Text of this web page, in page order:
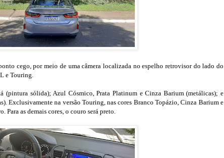
cego, por meio de uma câmera localizada no espelho retrovisor do lado do
e Touring.
(pintura sólida); Azul Cósmico, Prata Platinum e Cinza Barium (metálicas); e
Exclusivamente na versão Touring, nas cores Branco Topázio, Cinza Barium e
as demais cores, o couro será preto.